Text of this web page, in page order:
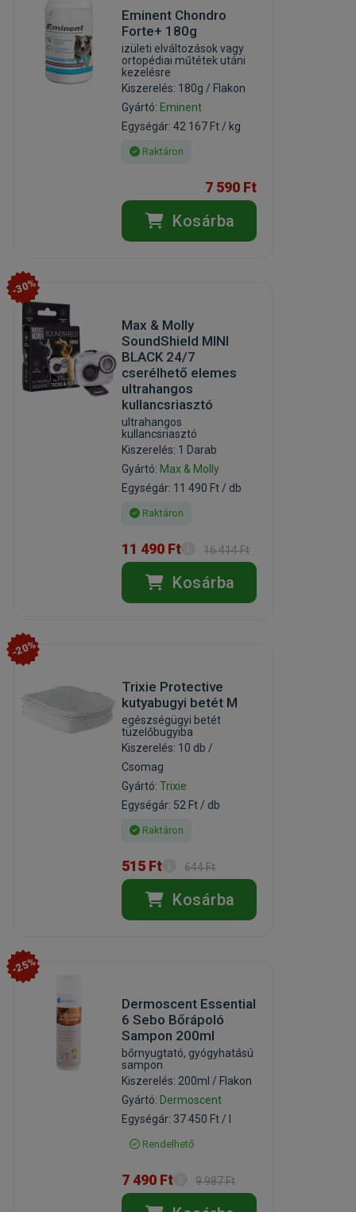
Eminent Chondro
Forte+ 180g
izületi elváltozások vagy
ortopédiai műtétek utáni
kezelésre
Kiszerelés: 180g / Flakon
Gyártó: Eminent
Egységár: 42 167 Ft / kg
Raktáron
7 590 Ft
Kosárba
-30%
Max & Molly
SoundShield MINI
BLACK 24/7
cserélhető elemes
ultrahangos
kullancsriasztó
ultrahangos
kullancsriasztó
Kiszerelés: 1 Darab
Gyártó: Max & Molly
Egységár: 11 490 Ft / db
Raktáron
11 490 Ft 16 414 Ft
Kosárba
-20%
Trixie Protective
kutyabugyi betét M
egészségügyi betét
tüzelőbugyiba
Kiszerelés: 10 db /
Csomag
Gyártó:Trixie
Egységár: 52 Ft / db
Raktáron
515 Ft 644 Ft
Kosárba
-25%
Dermoscent Essential
6 Sebo Bőrápoló
Sampon 200ml
bőrnyugtató, gyógyhatású
sampon
Kiszerelés: 200ml / Flakon
Gyártó: Dermoscent
Egységár: 37 450 Ft / l
Rendelhető
7 490 Ft 9 987 Ft